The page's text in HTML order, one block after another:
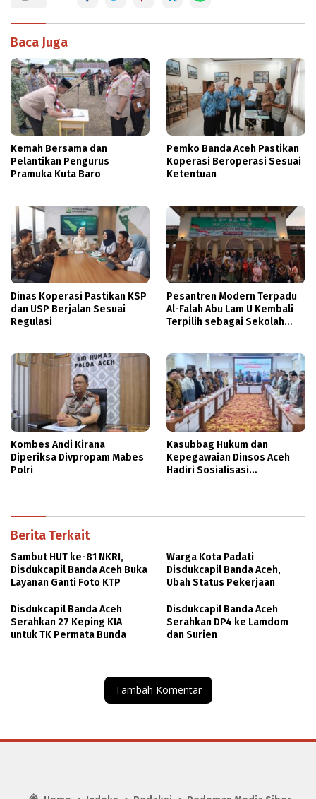
Baca Juga
Kemah Bersama dan
Pelantikan Pengurus
Pramuka Kuta Baro
Pemko Banda Aceh Pastikan
Koperasi Beroperasi Sesuai
Ketentuan
Dinas Koperasi Pastikan KSP
dan USP Berjalan Sesuai
Regulasi
Pesantren Modern Terpadu
Al-Falah Abu Lam U Kembali
Terpilih sebagai Sekolah
Kombes Andi Kirana
Diperiksa Divpropam Mabes
Polri
Kasubbag Hukum dan
Kepegawaian Dinsos Aceh
Hadiri Sosialisasi
Berita Terkait
Sambut HUT ke-81 NKRI,
Disdukcapil Banda Aceh Buka
Layanan Ganti Foto KTP
Warga Kota Padati
Disdukcapil Banda Aceh,
Ubah Status Pekerjaan
Disdukcapil Banda Aceh
Serahkan 27 Keping KIA
untuk TK Permata Bunda
Disdukcapil Banda Aceh
Serahkan DP4 ke Lamdom
dan Surien
Tambah Komentar